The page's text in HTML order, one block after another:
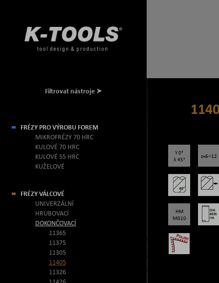
Filtrovat nástroje
FRÉZY PRO VÝROBU FOREM
MIKROFRÉZY 70 HRC
KULOVÉ 70 HRC
KULOVÉ 55 HRC
KUŽELOVÉ
FRÉZY VÁLCOVÉ
UNIVERZÁLNÍ
HRUBOVACÍ
DOKONČOVACÍ
11365
11375
11305
11405
11326
Y 0°
λ 45°
z=6÷12
HM
MG10